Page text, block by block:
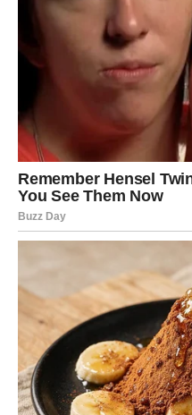
Jačanje
Jedna od najvažnijih
planu. Blizanci će osetiti
sliku o sopstvenim
izazivalo sumnju sada
Ova promena dolazi kao
Iskustva koja su nekada
kojem se gradi nova
više ne preispituju svoju
Oslobađanje od
Prošlost, koja je možda
moć. Blizanci se
bilo da su to stare